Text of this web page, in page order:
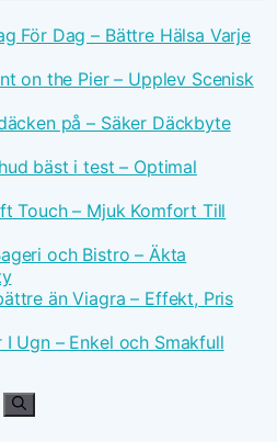
För Dag – Bättre Hälsa Varje
on the Pier – Upplev Scenisk
på – Säker Däckbyte
bäst i test – Optimal
Touch – Mjuk Komfort Till
och Bistro – Äkta
än Viagra – Effekt, Pris
I Ugn – Enkel och Smakfull